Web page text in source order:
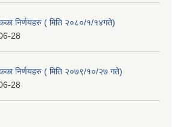
निर्णयहरु ( मिति २०८०/१/१४गते)
28
निर्णयहरु ( मिति २०७९/१०/२७ गते)
28